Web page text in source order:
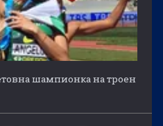
шампионка на троен